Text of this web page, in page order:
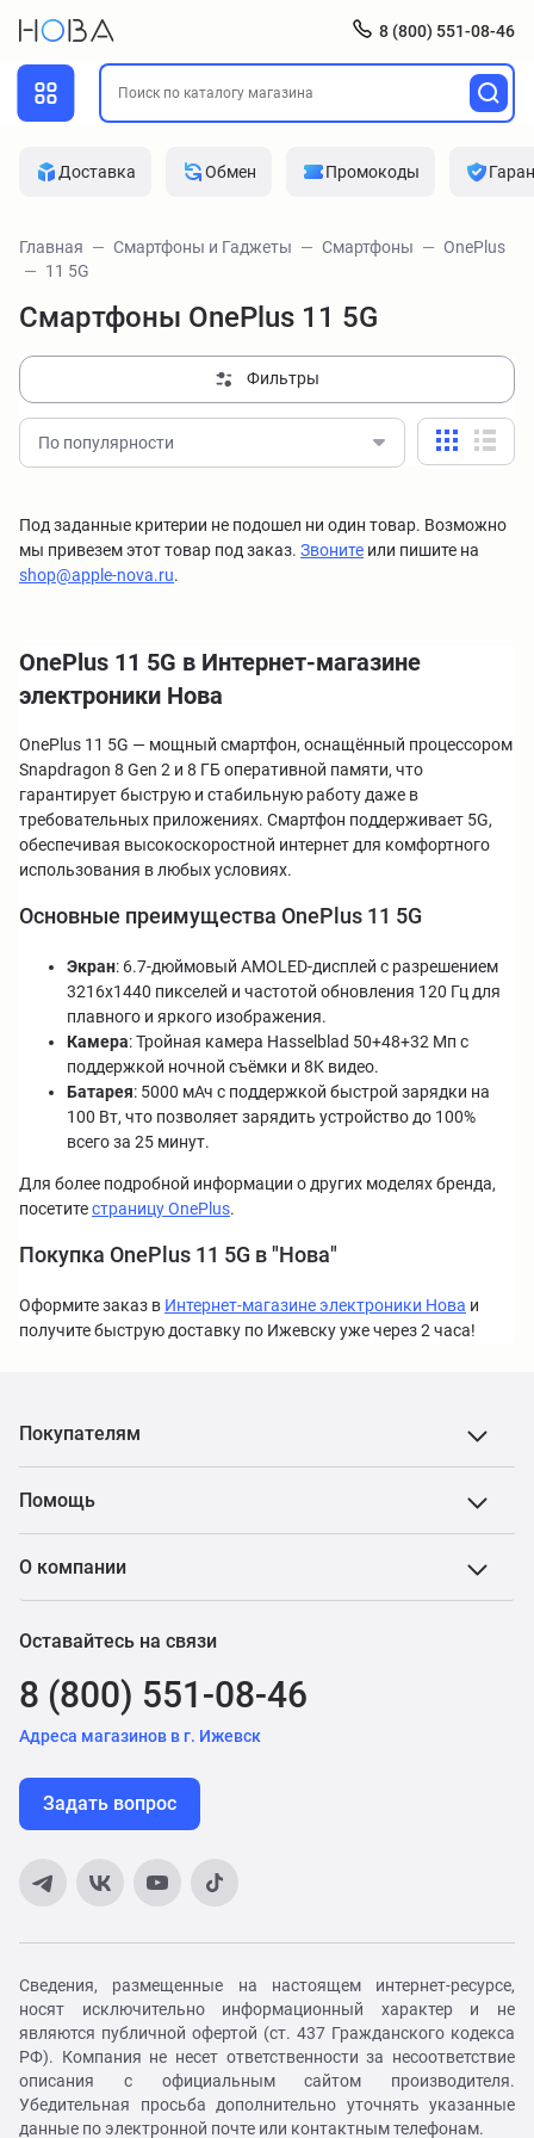
8 (800) 551-08-46
Доставка Обмен Промокоды
Главная Смартфоны и Гаджеты Смартфоны
OnePlus
11 5G
Смартфоны OnePlus 11 5G
Фильтры
По популярности
Под заданные критерии не подошел ни один товар. Возможно
мы привезем этот товар под заказ. Звоните или пишите на
shop@apple-nova.ru.
OnePlus 11 5G в Интернет-магазине
электроники Нова
OnePlus 11 5G — мощный смартфон, оснащённый процессором
Snapdragon 8 Gen 2 и 8 ГБ оперативной памяти, что
гарантирует быструю и стабильную работу даже в
требовательных приложениях. Смартфон поддерживает 5G,
обеспечивая высокоскоростной интернет для комфортного
использования в любых условиях.
Основные преимущества OnePlus 11 5G
Экран: 6.7-дюймовый AMOLED-дисплей с разрешением
3216x1440 пикселей и частотой обновления 120 Гц для
плавного и яркого изображения.
Камера: Тройная камера Hasselblad 50+48+32 Мп с
поддержкой ночной съёмки и 8K видео.
Батарея: 5000 мАч с поддержкой быстрой зарядки на
100 Вт, что позволяет зарядить устройство до 100%
всего за 25 минут.
Для более подробной информации о других моделях бренда,
посетитестраницу OnePlus.
Покупка OnePlus 11 5G в "Нова"
Оформите заказ в Интернет-магазине электроники Нова и
получите быструю доставку по Ижевску уже через 2 часа!
Покупателям
Помощь
О компании
Оставайтесь на связи
8 (800) 551-08-46
Адреса магазинов в г. Ижевск
Задать вопрос
Сведения, размещенные на настоящем интернет-ресурсе,
носят исключительно информационный характер и не
являются публичной офертой (ст. 437 Гражданского кодекса
РФ). Компания не несет ответственности за несоответствие
описания с официальным сайтом производителя.
Убедительная просьба дополнительно уточнять указанные
данные по электронной почте или контактным телефонам.